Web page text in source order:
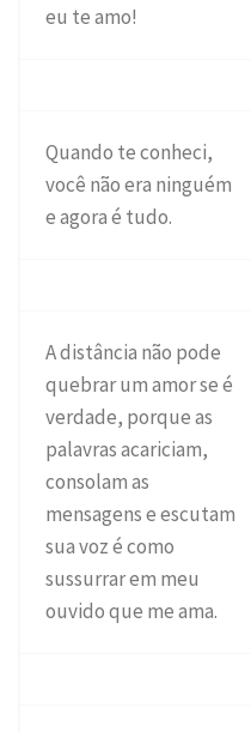
eu te amo!
Quando te conheci,
você não era ninguém
e agora é tudo.
A distância não pode
quebrar um amor se é
verdade, porque as
palavras acariciam,
consolam as
mensagens e escutam
sua voz é como
sussurrar em meu
ouvido que me ama.